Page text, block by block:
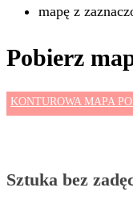
mapę z
Pobierz
KONTUROWA MAPA
Sztuka bez